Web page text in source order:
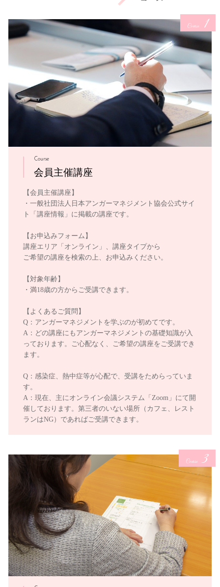
Course 1
Course
会員主催講座
【会員主催講座】
・一般社団法人日本アンガーマネジメント協会公式サイ
ト「講座情報」に掲載の講座です。
【お申込みフォーム】
講座エリア「オンライン」、講座タイプから
ご希望の講座を検索の上、お申込みください。
【対象年齢】
・満18歳の方からご受講できます。
【よくあるご質問】
Q：アンガーマネジメントを学ぶのが初めてです。
A：どの講座にもアンガーマネジメントの基礎知識が入
っております。ご心配なく、ご希望の講座をご受講でき
ます。
Q：感染症、熱中症等が心配で、受講をためらっていま
す。
A：現在、主にオンライン会議システム「Zoom」にて開
催しております。第三者のいない場所（カフェ、レスト
ランはNG）であればご受講できます。
Course 3